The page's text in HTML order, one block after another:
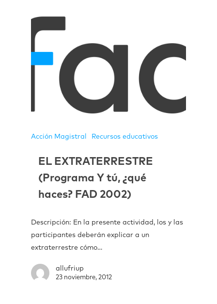
Acción Magistral Recursos educativos
EL EXTRATERRESTRE
(Programa Y tú, ¿qué
haces? FAD 2002)
Descripción: En la presente actividad, los y las
participantes deberán explicar a un
extraterrestre cómo…
allufriup
23 noviembre, 2012